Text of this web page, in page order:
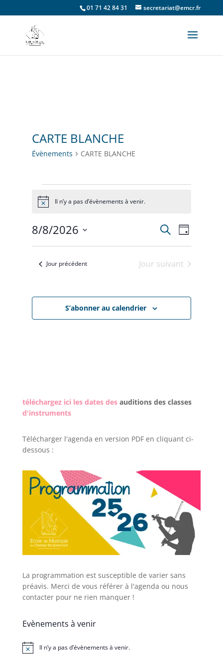
01 71 42 84 31 secretariat@emcr.fr
CARTE BLANCHE
Évènements CARTE BLANCHE
Évènements
8
2026
NoticeIl n’y a pas d’évènements à venir.
Recherche
et
navigation
Recherche
de
vues
Jour
8/8/2026
date.Jour précédent Jour suivant
S’abonner au calendrier
téléchargez ici les dates des auditions des classes
d'instruments
Télécharger l'agenda en version PDF en cliquant ci-
dessous :
La programmation est susceptible de varier sans
préavis. Merci de vous référer à l'agenda ou nous
contacter pour ne rien manquer !
Evènements à venir
Notice Il n’y a pas d’évènements à venir.